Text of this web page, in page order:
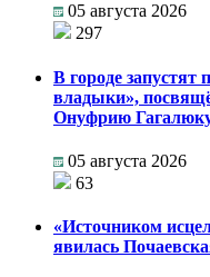
05 августа 2026
297
В городе запустят
владыки»,
Онуфрию
05 августа 2026
63
«Источником
явилась